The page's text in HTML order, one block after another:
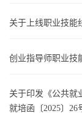
关于上线职业技能
创业指导师职业技
关于印发《公共就
就培函〔2025〕26